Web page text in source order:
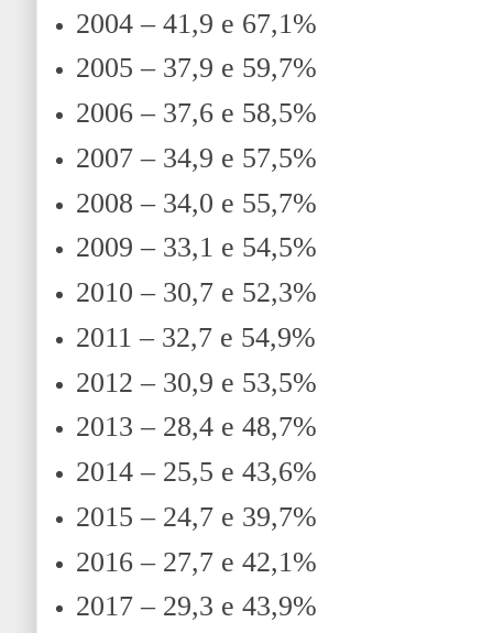
2004 – 41,9 e 67,1%
2005 – 37,9 e 59,7%
2006 – 37,6 e 58,5%
2007 – 34,9 e 57,5%
2008 – 34,0 e 55,7%
2009 – 33,1 e 54,5%
2010 – 30,7 e 52,3%
2011 – 32,7 e 54,9%
2012 – 30,9 e 53,5%
2013 – 28,4 e 48,7%
2014 – 25,5 e 43,6%
2015 – 24,7 e 39,7%
2016 – 27,7 e 42,1%
2017 – 29,3 e 43,9%